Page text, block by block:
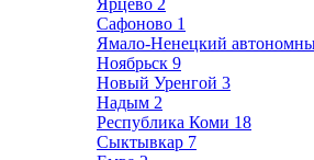
Ярцево 2
Сафоново 1
Ямало-Ненецкий
Ноябрьск 9
Новый Уренгой 3
Надым 2
Республика Коми 18
Сыктывкар 7